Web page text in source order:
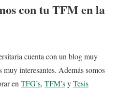
con tu TFM en la
cuenta con un blog muy
muy interesantes. Además somos
en TFG’s, TFM’syTesis